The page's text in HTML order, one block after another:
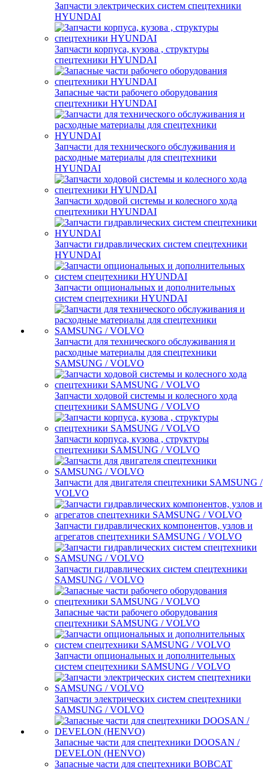
Запчасти электрических систем спецтехники
HYUNDAI
Запчасти корпуса, кузова , структуры
спецтехники HYUNDAI
Запасные части рабочего оборудования
спецтехники HYUNDAI
Запчасти для технического обслуживания и
расходные материалы для спецтехники
HYUNDAI
Запчасти ходовой системы и колесного хода
спецтехники HYUNDAI
Запчасти гидравлических систем спецтехники
HYUNDAI
Запчасти опциональных и дополнительных
систем спецтехники HYUNDAI
Запчасти для технического обслуживания и
расходные материалы для спецтехники
SAMSUNG / VOLVO
Запчасти ходовой системы и колесного хода
спецтехники SAMSUNG / VOLVO
Запчасти корпуса, кузова , структуры
спецтехники SAMSUNG / VOLVO
Запчасти для двигателя спецтехники SAMSUNG /
VOLVO
Запчасти гидравлических компонентов, узлов и
агрегатов спецтехники SAMSUNG / VOLVO
Запчасти гидравлических систем спецтехники
SAMSUNG / VOLVO
Запасные части рабочего оборудования
спецтехники SAMSUNG / VOLVO
Запчасти опциональных и дополнительных
систем спецтехники SAMSUNG / VOLVO
Запчасти электрических систем спецтехники
SAMSUNG / VOLVO
Запасные части для спецтехники DOOSAN /
DEVELON (HENVO)
Запасные части для спецтехники BOBCAT